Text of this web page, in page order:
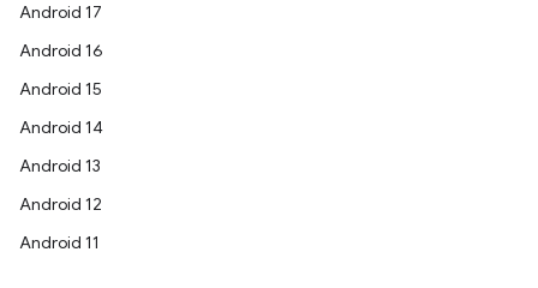
Android 17
Android 16
Android 15
Android 14
Android 13
Android 12
Android 11